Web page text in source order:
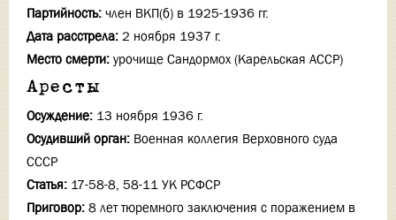
Партийность: член ВКП(б) в 1925-1936 гг.
Дата расстрела: 2 ноября 1937 г.
Место смерти: урочище Сандормох (Карельская АССР)
Аресты
Осуждение: 13 ноября 1936 г.
Осудивший орган: Военная коллегия Верховного суда
СССР
Статья: 17-58-8, 58-11 УК РСФСР
Приговор: 8 лет тюремного заключения с поражением в